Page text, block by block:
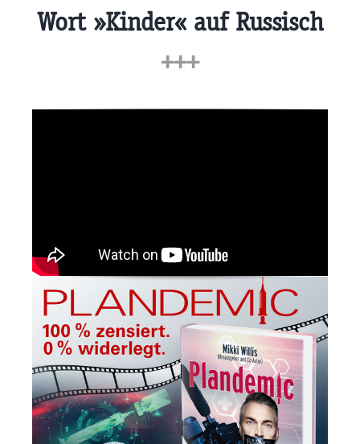
Wort »Kinder« auf Russisch
+++